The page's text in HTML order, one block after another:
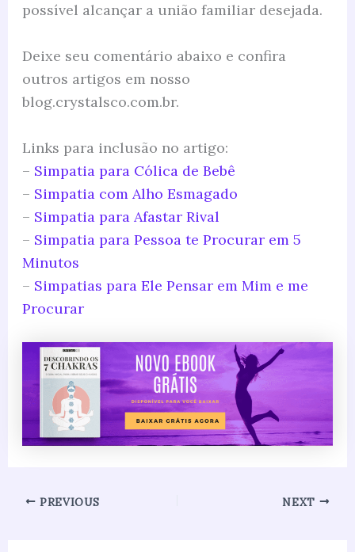
possível alcançar a união familiar desejada.
Deixe seu comentário abaixo e confira
outros artigos em nosso
blog.crystalsco.com.br.
Links para inclusão no artigo:
– Simpatia para Cólica de Bebê
– Simpatia com Alho Esmagado
– Simpatia para Afastar Rival
– Simpatia para Pessoa te Procurar em 5
Minutos
– Simpatias para Ele Pensar em Mim e me
Procurar
PREVIOUS NEXT